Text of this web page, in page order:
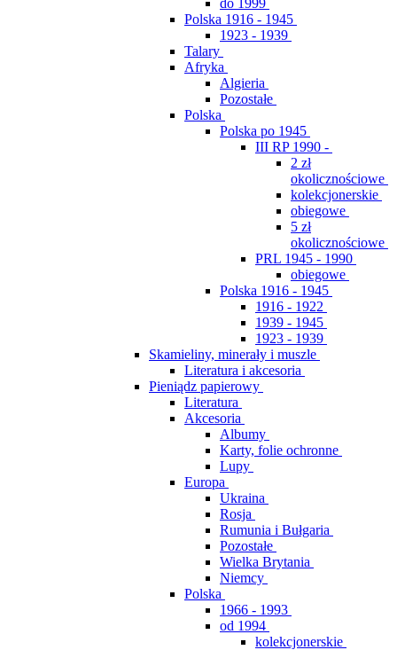
do 1999
Polska 1916 - 1945
1923 - 1939
Talary
Afryka
Algieria
Pozostałe
Polska
Polska po 1945
III RP 1990 -
2 zł
okolicznościowe
kolekcjonerskie
obiegowe
5 zł
okolicznościowe
PRL 1945 - 1990
obiegowe
Polska 1916 - 1945
1916 - 1922
1939 - 1945
1923 - 1939
Skamieliny, minerały i muszle
Literatura i akcesoria
Pieniądz papierowy
Literatura
Akcesoria
Albumy
Karty, folie ochronne
Lupy
Europa
Ukraina
Rosja
Rumunia i Bułgaria
Pozostałe
Wielka Brytania
Niemcy
Polska
1966 - 1993
od 1994
kolekcjonerskie